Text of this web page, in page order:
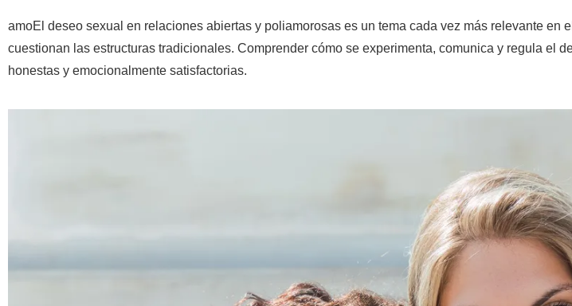
amoEl deseo sexual en relaciones abiertas y poliamorosas es un tema cada vez más relevante
cuestionan las estructuras tradicionales. Comprender cómo se experimenta, comunica y regula el
honestas y emocionalmente satisfactorias.